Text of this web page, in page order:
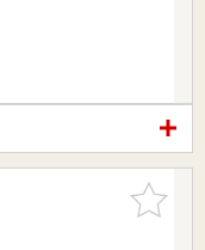
お気に入
りに追加